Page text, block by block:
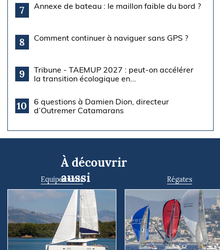
7 Annexe de bateau : le maillon faible du bord ?
8 Comment continuer à naviguer sans GPS ?
9
Tribune - TAEMUP 2027 : peut-on accélérer
la transition écologique en...
10
6 questions à Damien Dion, directeur
d’Outremer Catamarans
À découvrir
aussi
Equipements Régates